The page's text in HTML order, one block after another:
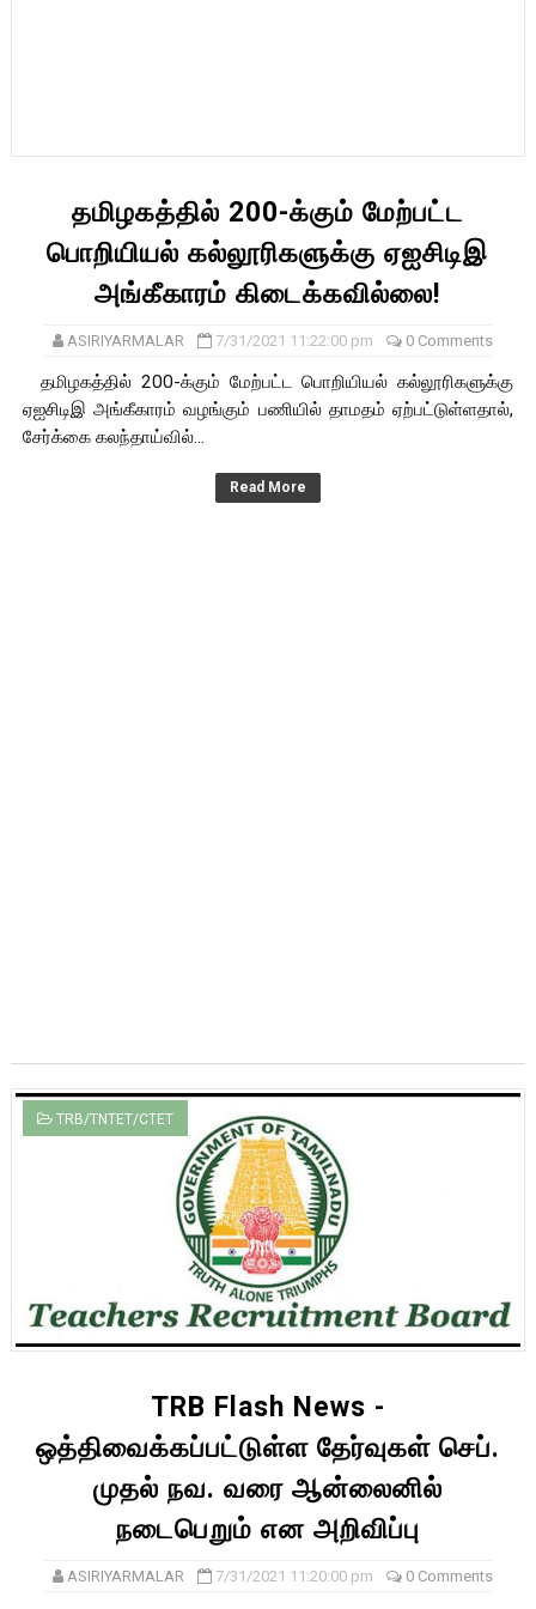
தமிழகத்தில் 200-க்கும் மேற்பட்ட
பொறியியல் கல்லூரிகளுக்கு ஏஐசிடிஇ
அங்கீகாரம் கிடைக்கவில்லை!
ASIRIYARMALAR 7/31/2021 11:22:00 pm 0 Comments
தமிழகத்தில் 200-க்கும் மேற்பட்ட பொறியியல் கல்லூரிகளுக்கு
ஏஐசிடிஇ அங்கீகாரம் வழங்கும் பணியில் தாமதம் ஏற்பட்டுள்ளதால்,
சேர்க்கை கலந்தாய்வில்...
Read More
TRB/TNTET/CTET
TRB Flash News -
ஒத்திவைக்கப்பட்டுள்ள தேர்வுகள் செப்.
முதல் நவ. வரை ஆன்லைனில்
நடைபெறும் என அறிவிப்பு
ASIRIYARMALAR 7/31/2021 11:20:00 pm 0 Comments